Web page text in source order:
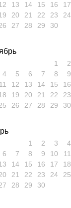
13 14 15 16
17
20 21 22 23
24
27 28 29 30
1
2
4 5 6 7 8
9
11 12 13 14 15
16
19 20 21 22
23
26 27 28 29 30
1 2 3
4
6 7 8 9 10
11
14 15 16 17
18
21 22 23 24
25
28 29 30